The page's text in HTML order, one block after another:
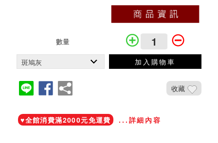
數量
加入購物車
收藏
♥️全館消費滿2000元免運費 ...詳細內容